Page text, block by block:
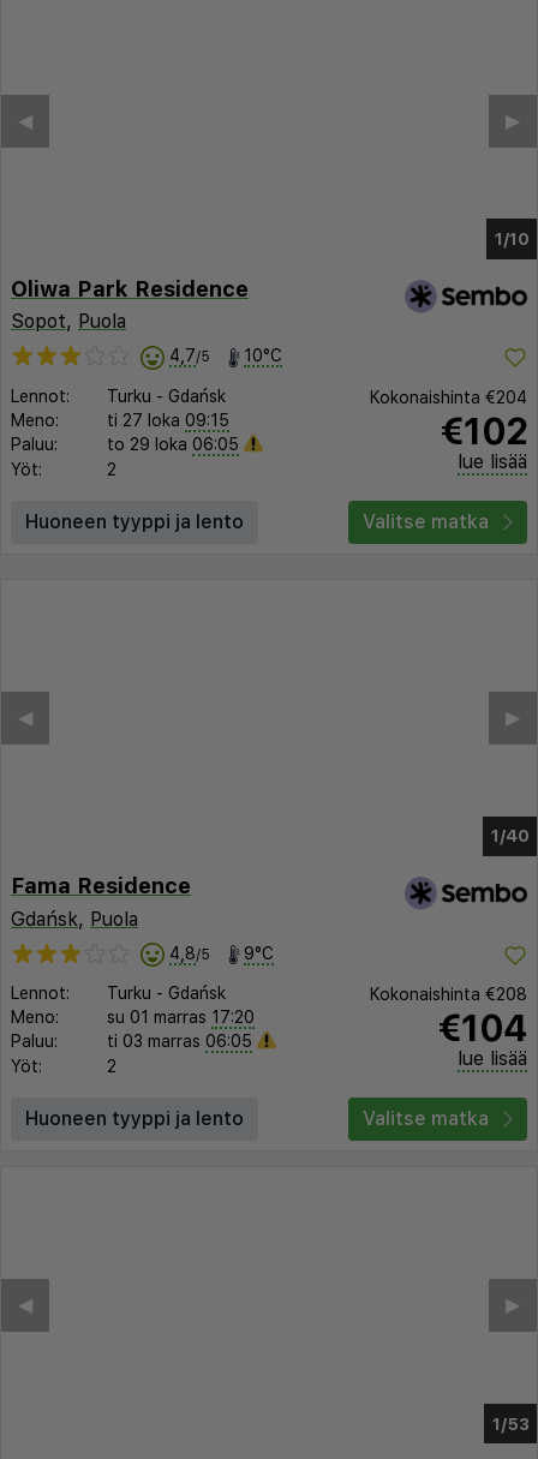
1/6
▶︎
◀︎
Oliwa Park Residence
Sopot, Puola
4,7/5 10°C
Lennot: Turku - Gdańsk
Meno:
ti 27 loka 09:15
Paluu:
to 29 loka 06:05
Yöt:
2
Kokonaishinta €204
€102
lue lisää
Huoneen tyyppi ja lento Valitse matka
1/36
▶︎
◀︎
Fama Residence
Gdańsk, Puola
4,8/5 9°C
Lennot: Turku - Gdańsk
Meno:
su 01 marras 17:20
Paluu:
ti 03 marras 06:05
Yöt:
2
Kokonaishinta €208
€104
lue lisää
Huoneen tyyppi ja lento Valitse matka
1/49
▶︎
◀︎